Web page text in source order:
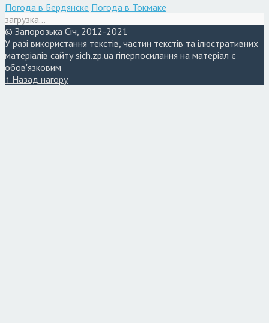
Погода в Бердянске Погода в Токмаке
загрузка...
© Запорозька Січ, 2012-2021
У разі використання текстів, частин текстів та ілюстративних
матеріалів сайту sich.zp.ua гіперпосилання на матеріал є
обов'язковим
↑ Назад нагору